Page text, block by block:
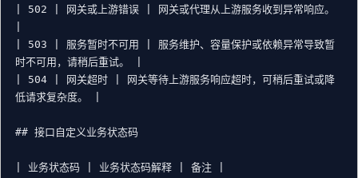
| 502 | 网关或上游错误 | 网关或代理从上游服务收到异常响应。
| 503 | 服务暂时不可用 | 服务维护、容量保护或依赖异常导致暂
时不可用，请稍后重试。 |
| 504 | 网关超时 | 网关等待上游服务响应超时，可稍后重试或降
低请求复杂度。 |
## 接口自定义业务状态码
| 业务状态码 | 业务状态码解释 | 备注 |